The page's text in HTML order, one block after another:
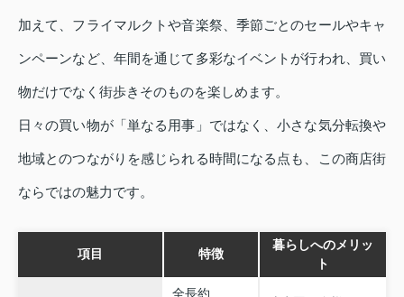
加えて、フライマルクトや音楽祭、季節ごとのセールやキャ
ンペーンなど、年間を通じて多彩なイベントが行われ、買い
物だけでなく街歩きそのものを楽しめます。
日々の買い物が「単なる用事」ではなく、小さな気分転換や
地域とのつながりを感じられる時間になる点も、この商店街
ならではの魅力です。
項目 特徴
暮らしへのメリッ
ト
全長約